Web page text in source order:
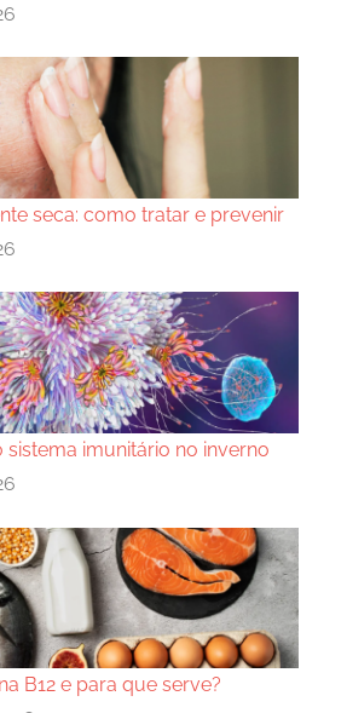
seca: como tratar e prevenir
imunitário no inverno
B12 e para que serve?